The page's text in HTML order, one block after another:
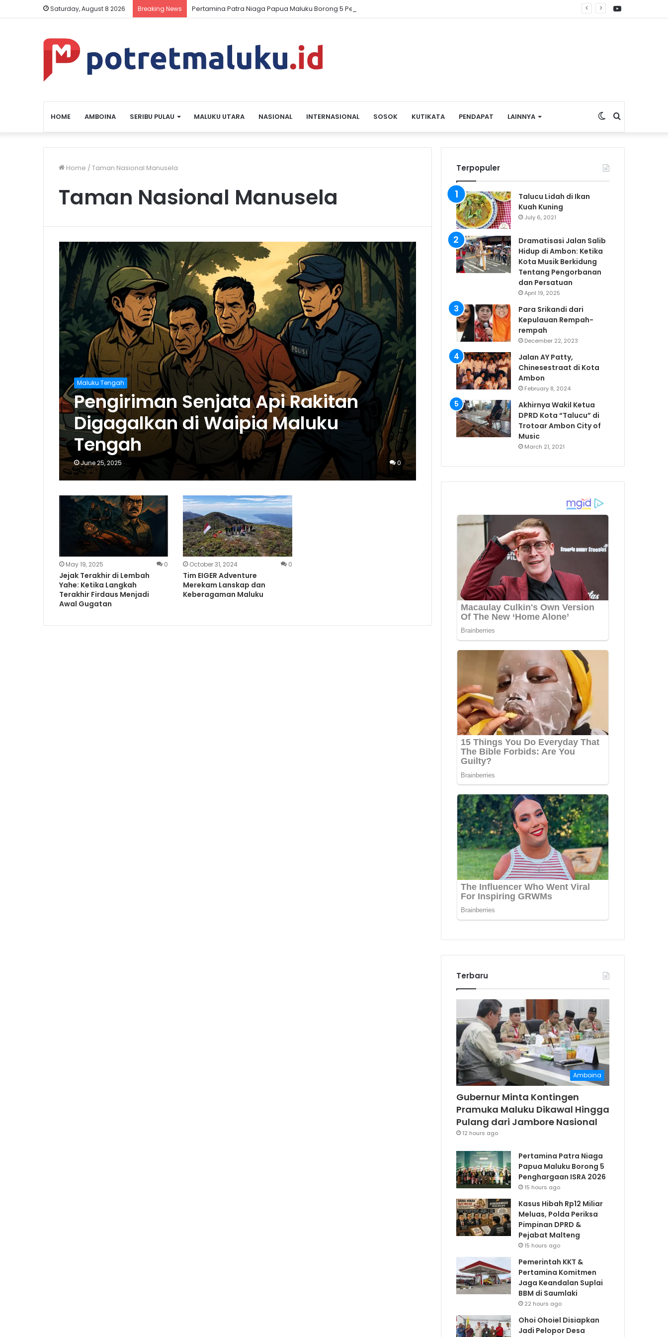
Saturday, August 8 2026 Breaking News Pertamina Patra Niaga Papua Maluku Borong 5 Penghargaan ISRA 2026
HOME AMBOINA SERIBU PULAU MALUKU UTARA NASIONAL INTERNASIONAL SOSOK KUTIKATA PENDAPAT LAINNYA Search
for
Switch
skin
Home /Taman Nasional Manusela
Taman Nasional Manusela
Maluku Tengah
Pengiriman Senjata Api Rakitan
Digagalkan di Waipia Maluku
Tengah
June 25, 2025 0
May 19, 2025 0
Jejak Terakhir di Lembah
Yahe: Ketika Langkah
Terakhir Firdaus Menjadi
Awal Gugatan
October 31, 2024 0
Tim EIGER Adventure
Merekam Lanskap dan
Keberagaman Maluku
Terpopuler
Talucu Lidah di Ikan
Kuah Kuning
July 6, 2021
Dramatisasi Jalan Salib
Hidup di Ambon: Ketika
Kota Musik Berkidung
Tentang Pengorbanan
dan Persatuan
April 19, 2025
Para Srikandi dari
Kepulauan Rempah-
rempah
December 22, 2023
Jalan AY Patty,
Chinesestraat di Kota
Ambon
February 8, 2024
Akhirnya Wakil Ketua
DPRD Kota “Talucu” di
Trotoar Ambon City of
Music
March 21, 2021
Terbaru
Amboina
Gubernur Minta Kontingen
Pramuka Maluku Dikawal Hingga
Pulang dari Jambore Nasional
12 hours ago
Pertamina Patra Niaga
Papua Maluku Borong 5
Penghargaan ISRA 2026
15 hours ago
Kasus Hibah Rp12 Miliar
Meluas, Polda Periksa
Pimpinan DPRD &
Pejabat Malteng
15 hours ago
Pemerintah KKT &
Pertamina Komitmen
Jaga Keandalan Suplai
BBM di Saumlaki
22 hours ago
Ohoi Ohoiel Disiapkan
Jadi Pelopor Desa